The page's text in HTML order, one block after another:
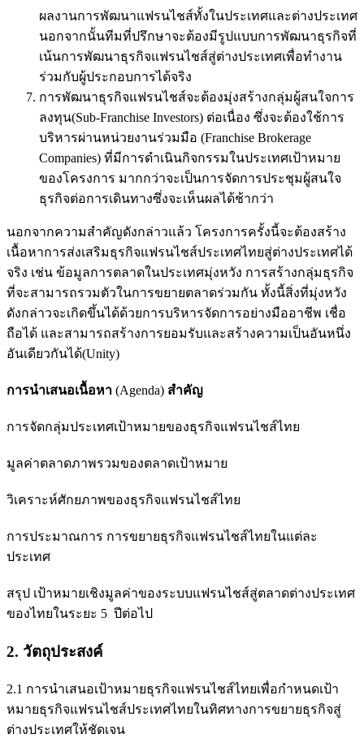
ผลงานการพัฒนาแฟรนไชส์ทั้งในประเทศและต่างประเทศ
นอกจากนั้นทีมที่ปรึกษาจะต้องมีรูปแบบการพัฒนาธุรกิจที่
เน้นการพัฒนาธุรกิจแฟรนไชส์สู่ต่างประเทศเพื่อทำงาน
ร่วมกับผู้ประกอบการได้จริง
การพัฒนาธุรกิจแฟรนไชส์จะต้องมุ่งสร้างกลุ่มผู้สนใจการ
ลงทุน(Sub-Franchise Investors) ต่อเนื่อง ซึ่งจะต้องใช้การ
บริหารผ่านหน่วยงานร่วมมือ (Franchise Brokerage
Companies) ที่มีการดำเนินกิจกรรมในประเทศเป้าหมาย
ของโครงการ มากกว่าจะเป็นการจัดการประชุมผู้สนใจ
ธุรกิจต่อการเดินทางซึ่งจะเห็นผลได้ช้ากว่า
นอกจากความสำคัญดังกล่าวแล้ว โครงการครั้งนี้จะต้องสร้าง
เนื้อหาการส่งเสริมธุรกิจแฟรนไชส์ประเทศไทยสู่ต่างประเทศได้
จริง เช่น ข้อมูลการตลาดในประเทศมุ่งหวัง การสร้างกลุ่มธุรกิจ
ที่จะสามารถรวมตัวในการขยายตลาดร่วมกัน ทั้งนี้สิ่งที่มุ่งหวัง
ดังกล่าวจะเกิดขึ้นได้ด้วยการบริหารจัดการอย่างมืออาชีพ เชื่อ
ถือได้ และสามารถสร้างการยอมรับและสร้างความเป็นอันหนึ่ง
อันเดียวกันได้(Unity)
การนำเสนอเนื้อหา (Agenda) สำคัญ
การจัดกลุ่มประเทศเป้าหมายของธุรกิจแฟรนไชส์ไทย
มูลค่าตลาดภาพรวมของตลาดเป้าหมาย
วิเคราะห์ศักยภาพของธุรกิจแฟรนไชส์ไทย
การประมาณการ การขยายธุรกิจแฟรนไชส์ไทยในแต่ละ
ประเทศ
สรุป เป้าหมายเชิงมูลค่าของระบบแฟรนไชส์สู่ตลาดต่างประเทศ
ของไทยในระยะ 5 ปีต่อไป
2. วัตถุประสงค์
2.1 การนำเสนอเป้าหมายธุรกิจแฟรนไชส์ไทยเพื่อกำหนดเป้า
หมายธุรกิจแฟรนไชส์ประเทศไทยในทิศทางการขยายธุรกิจสู่
ต่างประเทศให้ชัดเจน